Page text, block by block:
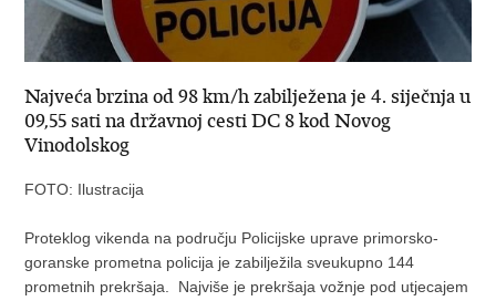
Najveća brzina od 98 km/h zabilježena je 4. siječnja u
09,55 sati na državnoj cesti DC 8 kod Novog
Vinodolskog
FOTO: Ilustracija
Proteklog vikenda na području Policijske uprave primorsko-
goranske prometna policija je zabilježila sveukupno 144
prometnih prekršaja. Najviše je prekršaja vožnje pod utjecajem